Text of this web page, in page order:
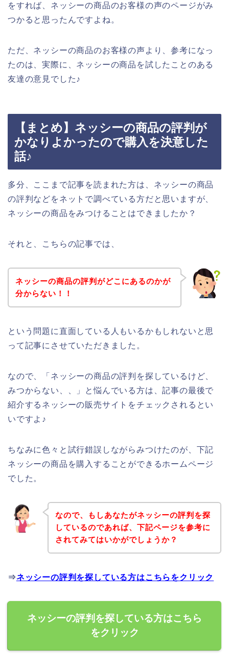
をすれば、ネッシーの商品のお客様の声のページがみ
つかると思ったんですよね。
ただ、ネッシーの商品のお客様の声より、参考になっ
たのは、実際に、ネッシーの商品を試したことのある
友達の意見でした♪
【まとめ】ネッシーの商品の評判が
かなりよかったので購入を決意した
話♪
多分、ここまで記事を読まれた方は、ネッシーの商品
の評判などをネットで調べている方だと思いますが、
ネッシーの商品をみつけることはできましたか？
それと、こちらの記事では、
ネッシーの商品の評判がどこにあるのかが
分からない！！
という問題に直面している人もいるかもしれないと思
って記事にさせていただきました。
なので、「ネッシーの商品の評判を探しているけど、
みつからない、、」と悩んでいる方は、記事の最後で
紹介するネッシーの販売サイトをチェックされるとい
いですよ♪
ちなみに色々と試行錯誤しながらみつけたのが、下記
ネッシーの商品を購入することができるホームページ
でした。
なので、もしあなたがネッシーの評判を探
しているのであれば、下記ページを参考に
されてみてはいかがでしょうか？
⇒ネッシーの評判を探している方はこちらをクリック
ネッシーの評判を探している方はこちら
をクリック